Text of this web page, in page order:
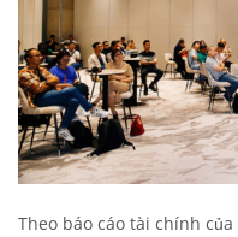
Theo báo cáo tài chính